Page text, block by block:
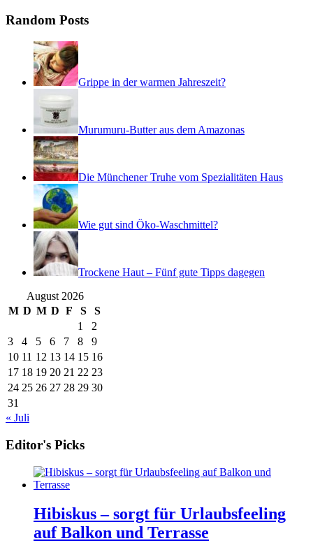
Random Posts
Grippe in der warmen Jahreszeit?
Murumuru-Butter aus dem Amazonas
Die Münchener Truhe vom Spezialitäten Haus
Wie gut sind Öko-Waschmittel?
Trockene Haut – Fünf gute Tipps dagegen
August 2026
M D M D F S
S
1
2
3
4 5 6 7 8
9
10 11 12 13 14 15 16
17 18 19 20 21 22 23
24 25 26 27 28 29 30
31
« Juli
Editor's Picks
Hibiskus – sorgt für Urlaubsfeeling
auf Balkon und Terrasse